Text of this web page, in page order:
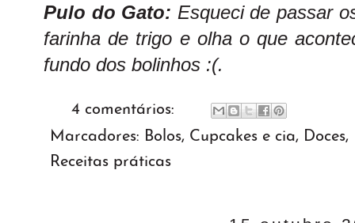
Pulo do Gato: Esqueci de passar
farinha de trigo e olha o que
fundo dos bolinhos :(.
4 comentários:
Marcadores: Bolos, Cupcakes e cia, Doces,
Receitas práticas